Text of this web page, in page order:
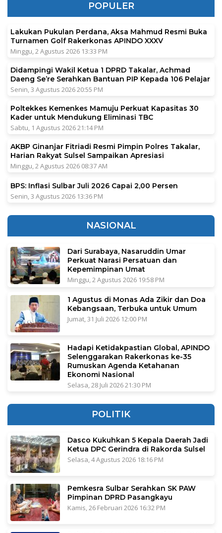
POPULER
Lakukan Pukulan Perdana, Aksa Mahmud Resmi Buka
Turnamen Golf Rakerkonas APINDO XXXV
Minggu, 2 Agustus 2026 13:33 PM
Didampingi Wakil Ketua 1 DPRD Takalar, Achmad
Daeng Se’re Serahkan Bantuan PIP Kepada 106 Pelajar
Senin, 3 Agustus 2026 20:55 PM
Poltekkes Kemenkes Mamuju Perkuat Kapasitas 30
Kader untuk Mendukung Eliminasi TBC
Sabtu, 1 Agustus 2026 21:14 PM
AKBP Ginanjar Fitriadi Resmi Pimpin Polres Takalar,
Harian Rakyat Sulsel Sampaikan Apresiasi
Minggu, 2 Agustus 2026 08:37 AM
BPS: Inflasi Sulbar Juli 2026 Capai 2,00 Persen
Senin, 3 Agustus 2026 13:36 PM
NASIONAL
Dari Surabaya, Nasaruddin Umar
Perkuat Narasi Persatuan dan
Kepemimpinan Umat
Minggu, 2 Agustus 2026 19:58 PM
1 Agustus di Monas Ada Zikir dan Doa
Kebangsaan, Terbuka untuk Umum
Jumat, 31 Juli 2026 12:00 PM
Hadapi Ketidakpastian Global, APINDO
Selenggarakan Rakerkonas ke-35
Rumuskan Agenda Ketahanan
Ekonomi Nasional
Selasa, 28 Juli 2026 21:30 PM
POLITIK
Dasco Kukuhkan 5 Kepala Daerah Jadi
Ketua DPC Gerindra di Rakorda Sulsel
Selasa, 4 Agustus 2026 18:16 PM
Pemkesra Sulbar Serahkan SK PAW
Pimpinan DPRD Pasangkayu
Kamis, 26 Februari 2026 16:32 PM